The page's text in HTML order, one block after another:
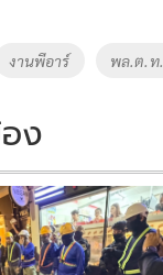
งานพีอาร์ พล.ต.ท
ง